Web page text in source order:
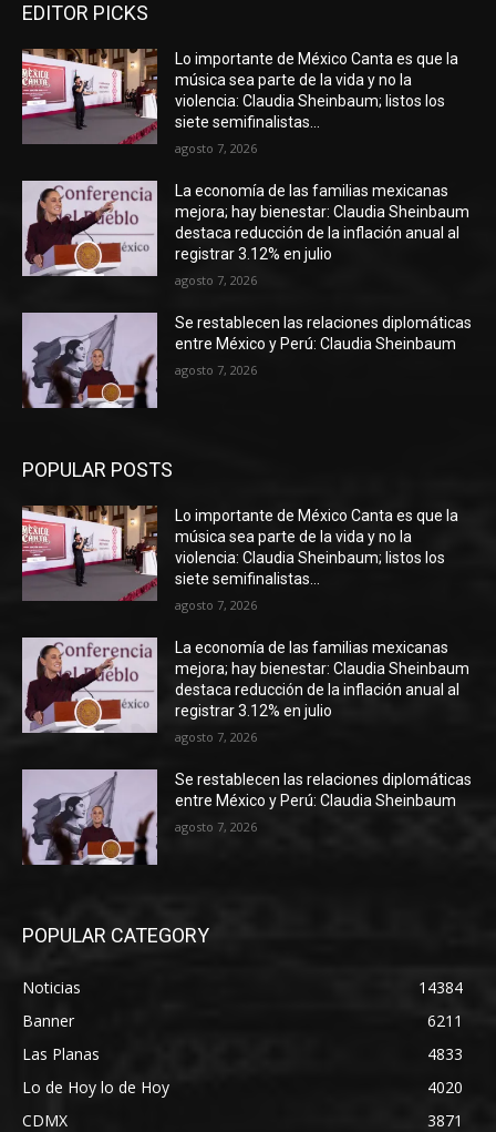
EDITOR PICKS
Lo importante de México Canta es que la
música sea parte de la vida y no la
violencia: Claudia Sheinbaum; listos los
siete semifinalistas...
agosto 7, 2026
La economía de las familias mexicanas
mejora; hay bienestar: Claudia Sheinbaum
destaca reducción de la inflación anual al
registrar 3.12% en julio
agosto 7, 2026
Se restablecen las relaciones diplomáticas
entre México y Perú: Claudia Sheinbaum
agosto 7, 2026
POPULAR POSTS
Lo importante de México Canta es que la
música sea parte de la vida y no la
violencia: Claudia Sheinbaum; listos los
siete semifinalistas...
agosto 7, 2026
La economía de las familias mexicanas
mejora; hay bienestar: Claudia Sheinbaum
destaca reducción de la inflación anual al
registrar 3.12% en julio
agosto 7, 2026
Se restablecen las relaciones diplomáticas
entre México y Perú: Claudia Sheinbaum
agosto 7, 2026
POPULAR CATEGORY
Noticias
14384
Banner
6211
Las Planas
4833
Lo de Hoy lo de Hoy
4020
CDMX
3871